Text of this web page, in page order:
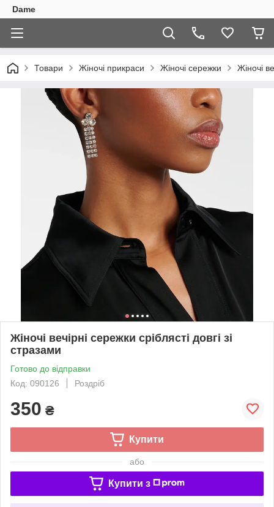
Dame
Товари Жіночі прикраси Жіночі сережки Жіночі
Жіночі вечірні сережки сріблясті довгі зі
стразами
Готово до відправки
Код: 090126
Роздріб
350 ₴
Купити
або
Купити з